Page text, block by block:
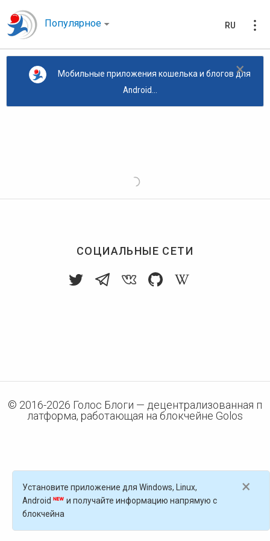
Популярное RU
×
Мобильные приложения кошелька и блогов для
Android...
СОЦИАЛЬНЫЕ СЕТИ
© 2016-2026 Голос Блоги — децентрализованная п
латформа, работающая на блокчейне Golos
×
Установите приложение для Windows, Linux,
Android
и получайте информацию напрямую с
блокчейна